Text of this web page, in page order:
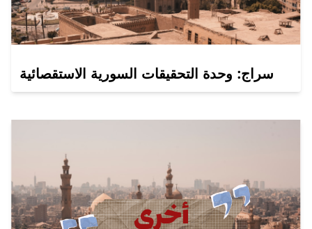
سراج: وحدة التحقيقات السورية الاستقصائية